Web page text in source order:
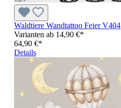
Waldtiere Wandtattoo Feier V404
Varianten ab 14,90 €*
64,90 €*
Details